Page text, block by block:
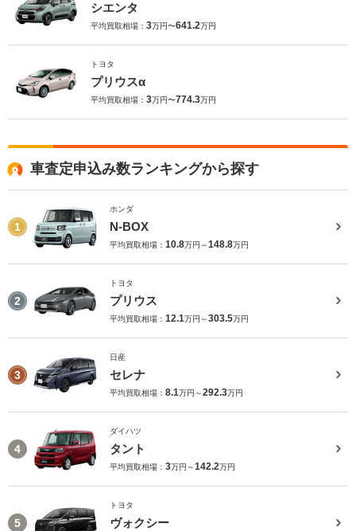
シエンタ
平均買取相場： 3万円〜641.2万円
トヨタ
プリウスα
平均買取相場： 3万円〜774.3万円
車査定申込み数ランキングから探す
1
ホンダ
N-BOX
平均買取相場： 10.8万円～148.8万円
2
トヨタ
プリウス
平均買取相場： 12.1万円～303.5万円
3
日産
セレナ
平均買取相場： 8.1万円～292.3万円
4
ダイハツ
タント
平均買取相場： 3万円～142.2万円
5
トヨタ
ヴォクシー